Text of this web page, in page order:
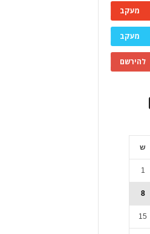
מעקב
מעקב
להירשם
ש
1
8
15